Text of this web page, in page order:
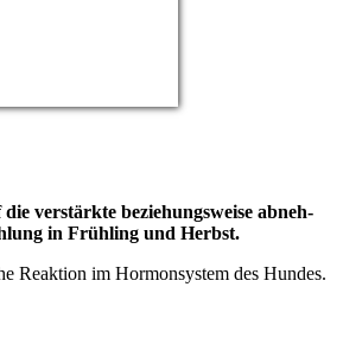
ver­stärkte bezie­hungs­weise abneh­
in Früh­ling und Herbst.
Reaktion im Hormonsystem des Hundes.